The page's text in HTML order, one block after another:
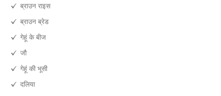
ब्राउन राइस
ब्राउन ब्रेड
गेहूं के बीज
जौ
गेहूं की भूसी
दलिया